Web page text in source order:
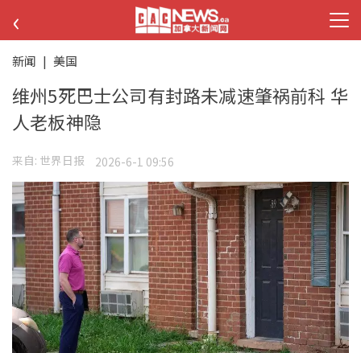
‹
新闻 | 美国
维州5死巴士公司有封路未减速肇祸前科 华
人老板神隐
来自: 世界日报 2026-6-1 09:56